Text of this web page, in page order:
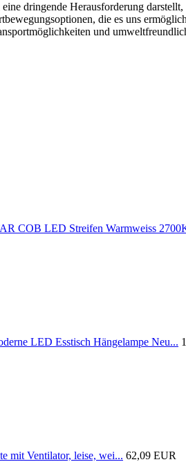
dringende Herausforderung
die es uns
und
COB LED Streifen Warmweiss
LED Esstisch Hängelampe Neu...
mit Ventilator, leise, wei... 62,09 EUR